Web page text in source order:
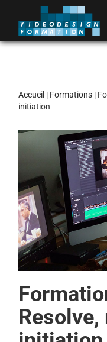
Accueil | Formations |
initiation
Resolve,